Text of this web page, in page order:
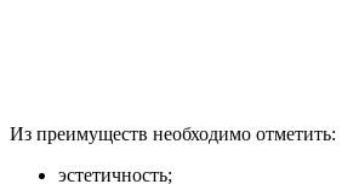
Из преимуществ необходимо отметить:
эстетичность;